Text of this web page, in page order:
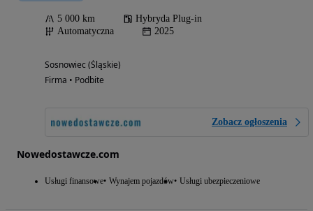
5 000 km
Hybryda Plug-in
Automatyczna
2025
Sosnowiec (Śląskie)
Firma • Podbite
Zobacz ogłoszenia
Nowedostawcze.com
Usługi finansowe Wynajem pojazdów Usługi ubezpieczeniowe